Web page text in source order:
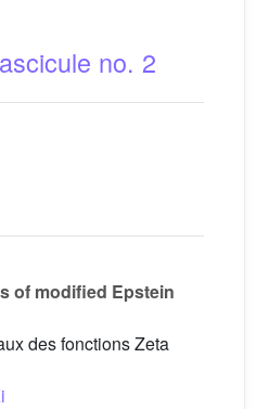
no. 2
of modified Epstein
des fonctions Zeta